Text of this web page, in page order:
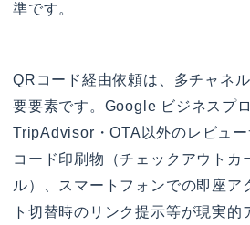
準です。
QRコード経由依頼は、多チャネ
要要素です。Google ビジネスプ
TripAdvisor・OTA以外のレビュ
コード印刷物（チェックアウトカ
ル）、スマートフォンでの即座ア
ト切替時のリンク提示等が現実的